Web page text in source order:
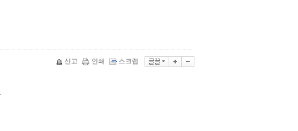
신고 인쇄 스크랩